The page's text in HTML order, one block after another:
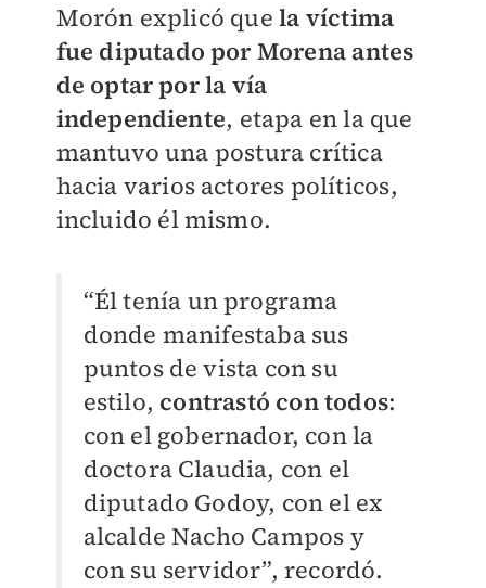
Morón explicó quela víctima
fue diputado por Morena antes
de optar por la vía
independiente, etapa en la que
mantuvo una postura crítica
hacia varios actores políticos,
incluido él mismo.
“Él tenía un programa
donde manifestaba sus
puntos de vista con su
estilo, contrastó con todos:
con el gobernador, con la
doctora Claudia, con el
diputado Godoy, con el ex
alcalde Nacho Campos y
con su servidor”, recordó.